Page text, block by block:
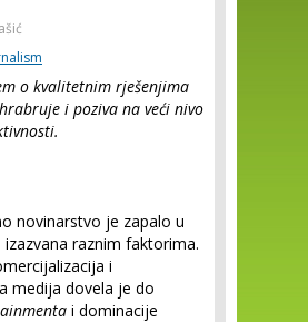
o kvalitetnim rješenjima
i poziva na veći nivo
novinarstvo je zapalo u
raznim faktorima.
i
medija dovela je do
i dominacije